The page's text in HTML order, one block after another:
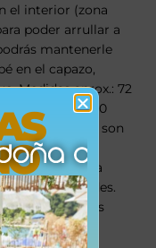
el interior (zona
poder arrullar a
mantenerle
en el capazo,
Medidas aprox.: 72
Standard 100
los materiales son
Si te gusta
de la
altas calidades.
con los mejores
calidad.